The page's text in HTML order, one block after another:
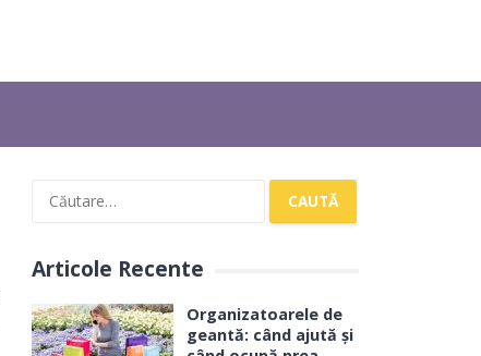
Caută
Articole Recente
Organizatoarele de
geantă: când ajută și